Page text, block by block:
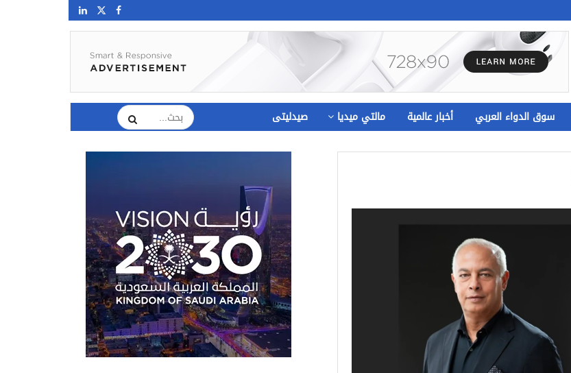
سوق الدواء العربي أخبار عالمية مالتي ميديا صيدليتى